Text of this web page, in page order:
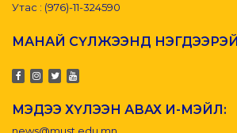
Утас : (976)-11-324590
МАНАЙ СҮЛЖЭЭНД НЭГДЭЭРЭЙ
МЭДЭЭ ХҮЛЭЭН АВАХ И-МЭЙЛ: